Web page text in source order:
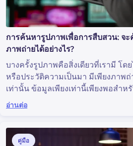
การค้นหารูปภาพเพื่อการสืบสวน: จ
ภาพถ่ายได้อย่างไร?
บางครั้งรูปภาพคือสิ่งเดียวที่เรามี โด
หรือประวัติความเป็นมา มีเพียงภาพ
เท่านั้น ข้อมูลเพียงเท่านี้เพียงพอสำห
หรือไม่? แม้จะไม่ใช่สถานการณ์ที่เห
พอสำหรับการค้นหารูปภาพ ซึ่งอาจเ
เพิ่มเติมจากภาพถ่ายได้อย่างไร?
อ่านต่อ
คู่มือ